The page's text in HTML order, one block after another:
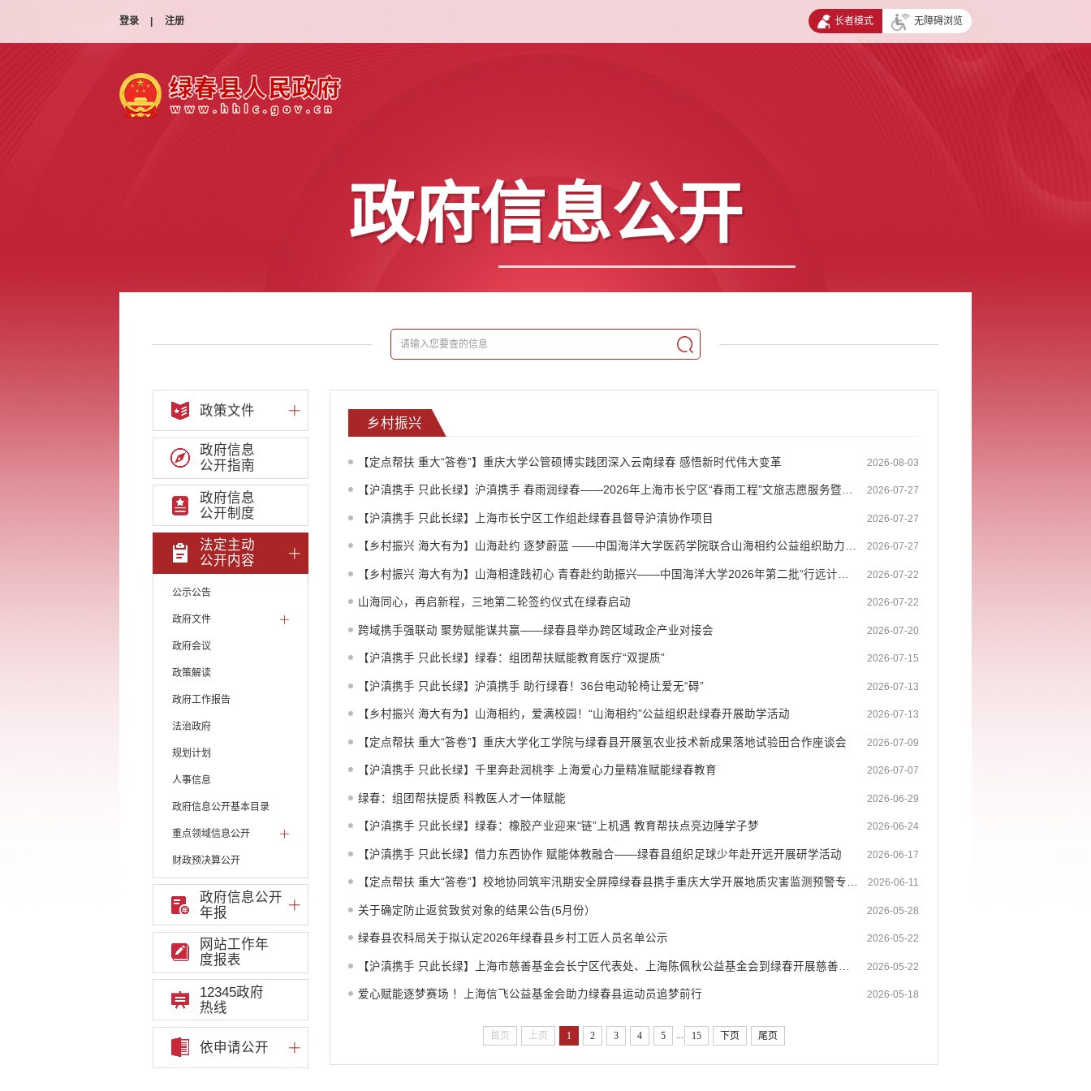
登录 注册 长者模式 无障碍浏览
政府信息公开
政策文件
政府信息
公开指南
政府信息
公开制度
法定主动
公开内容
公示公告
政府文件
政府会议
政策解读
政府工作报告
法治政府
规划计划
人事信息
政府信息公开基本目录
重点领域信息公开
财政预决算公开
人大建议和政协提案
机构职能
权责清单
行政许可
行政处罚和行政强制
行政事业性收费
政府集中采购
政府信息公开
年报
网站工作年
度报表
12345政府
热线
依申请公开
乡村振兴
【定点帮扶 重大“答卷”】重庆大学公管硕博实践团深入云南绿春 感悟新时代伟大变革 2026-08-03
【沪滇携手 只此长绿】沪滇携手 春雨润绿春——2026年上海市长宁区“春雨工程”文旅志愿服务暨非遗交流展走进绿春 2026-07-27
【沪滇携手 只此长绿】上海市长宁区工作组赴绿春县督导沪滇协作项目 2026-07-27
【乡村振兴 海大有为】山海赴约 逐梦蔚蓝 ——中国海洋大学医药学院联合山海相约公益组织助力绿春山区学子青岛研学 2026-07-27
2026-07-22
山海同心，再启新程，三地第二轮签约仪式在绿春启动 2026-07-22
跨域携手强联动 聚势赋能谋共赢——绿春县举办跨区域政企产业对接会 2026-07-20
【沪滇携手 只此长绿】绿春：组团帮扶赋能教育医疗“双提质” 2026-07-15
【沪滇携手 只此长绿】沪滇携手 助行绿春！36台电动轮椅让爱无“碍” 2026-07-13
【乡村振兴 海大有为】山海相约，爱满校园！“山海相约”公益组织赴绿春开展助学活动 2026-07-13
【定点帮扶 重大“答卷”】重庆大学化工学院与绿春县开展氢农业技术新成果落地试验田合作座谈会 2026-07-09
【沪滇携手 只此长绿】千里奔赴润桃李 上海爱心力量精准赋能绿春教育 2026-07-07
绿春：组团帮扶提质 科教医人才一体赋能 2026-06-29
【沪滇携手 只此长绿】绿春：橡胶产业迎来“链”上机遇 教育帮扶点亮边陲学子梦 2026-06-24
【沪滇携手 只此长绿】借力东西协作 赋能体教融合——绿春县组织足球少年赴开远开展研学活动 2026-06-17
【定点帮扶 重大“答卷”】校地协同筑牢汛期安全屏障绿春县携手重庆大学开展地质灾害监测预警专项调研 2026-06-11
关于确定防止返贫致贫对象的结果公告(5月份） 2026-05-28
绿春县农科局关于拟认定2026年绿春县乡村工匠人员名单公示 2026-05-22
2026-05-22
爱心赋能逐梦赛场 ！上海信飞公益基金会助力绿春县运动员追梦前行 2026-05-18
首页 上页 1 2 3 4 5 15 下页 尾页